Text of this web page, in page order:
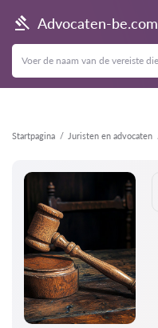
Advocaten-be.com
Startpagina Juristen en advocaten
Terug